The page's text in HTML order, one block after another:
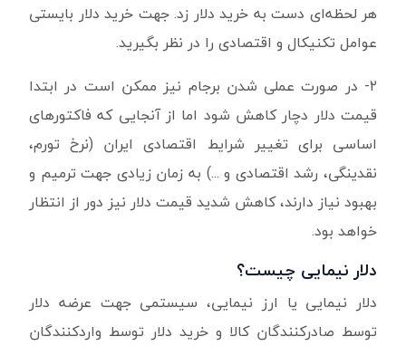
هر لحظه‌ای دست به خرید دلار زد. جهت خرید دلار بایستی
عوامل تکنیکال و اقتصادی را در نظر بگیرید.
۲- در صورت عملی شدن برجام نیز ممکن است در ابتدا
قیمت دلار دچار کاهش شود اما از آنجایی که فاکتورهای
اساسی برای تغییر شرایط اقتصادی ایران (نرخ تورم،
نقدینگی، رشد اقتصادی و ...) به زمان زیادی جهت ترمیم و
بهبود نیاز دارند، کاهش شدید قیمت دلار نیز دور از انتظار
خواهد بود.
دلار نیمایی چیست؟
دلار نیمایی یا ارز نیمایی، سیستمی جهت عرضه دلار
توسط صادرکنندگان کالا و خرید دلار توسط واردکنندگان